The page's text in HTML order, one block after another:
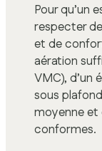
Pour qu’un
respecter
et de
aération
VMC), d’un
sous
moyenne et
conformes.